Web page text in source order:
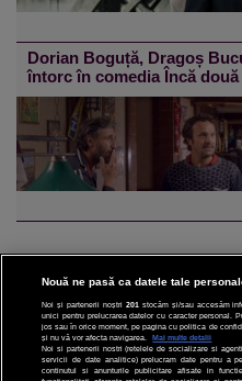
Dorian Boguță, Dragoș
întorc în comedia Încă
CINEMA
DIVERTISMENT
Nouă ne pasă ca datele tale
Noi și partenerii noștri 201 stocăm și/sau accesăm
unici pentru prelucrarea datelor cu caracter personal.
jos sau în orice moment, pe pagina cu politica de
și nu vă vor afecta navigarea.
Mai multe detalii
Noi si partenerii nostri (retelele de socializare si
servicii de date analitice) prelucram date pentru a
continutul si anunturile publicitare afisate in